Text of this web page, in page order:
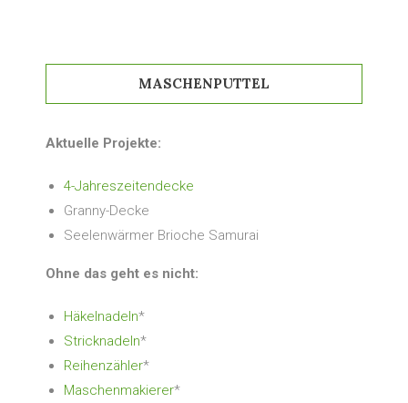
MASCHENPUTTEL
Aktuelle Projekte:
4-Jahreszeitendecke
Granny-Decke
Seelenwärmer Brioche Samurai
Ohne das geht es nicht:
Häkelnadeln*
Stricknadeln*
Reihenzähler*
Maschenmakierer*